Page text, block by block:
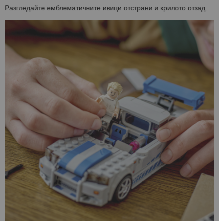
Разгледайте емблематичните ивици отстрани и крилото отзад.